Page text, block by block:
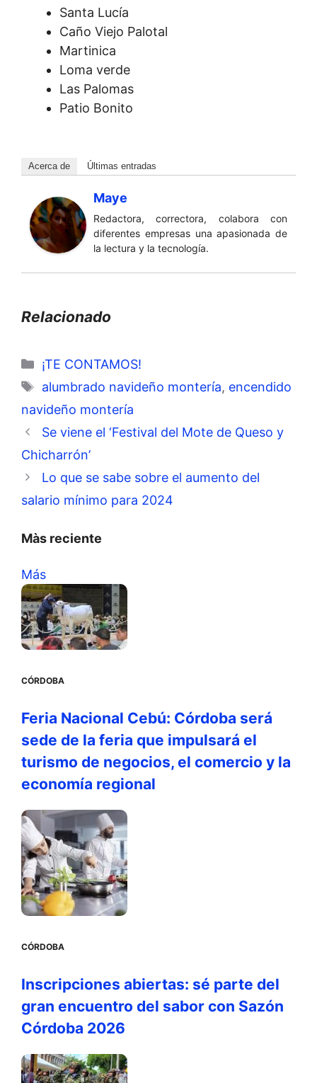
Santa Lucía
Caño Viejo Palotal
Martinica
Loma verde
Las Palomas
Patio Bonito
Acerca de Últimas entradas
Maye
Redactora, correctora, colabora con
diferentes empresas una apasionada de
la lectura y la tecnología.
Relacionado
Categorías
¡TE CONTAMOS!
Etiquetas
alumbrado navideño montería, encendido
navideño montería
Se viene el ‘Festival del Mote de Queso y
Chicharrón’
Lo que se sabe sobre el aumento del
salario mínimo para 2024
Màs reciente
Más
CÓRDOBA
Feria Nacional Cebú: Córdoba será
sede de la feria que impulsará el
turismo de negocios, el comercio y la
economía regional
CÓRDOBA
Inscripciones abiertas: sé parte del
gran encuentro del sabor con Sazón
Córdoba 2026